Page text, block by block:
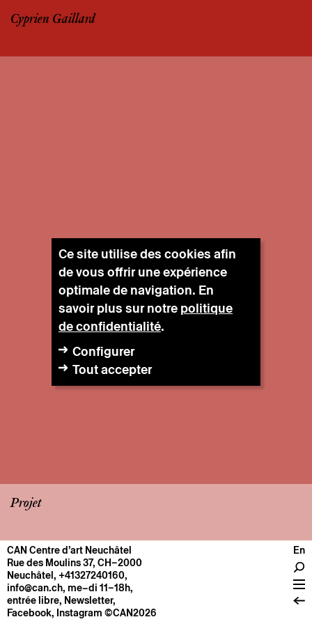
Cyprien Gaillard
Projet
CENTRE
Infos pratiques
Fonctionnement
À propos
CAN Centre d’art Neuchâtel
Rue des Moulins 37, CH–2000
Neuchâtel, +41327240160,
info@can.ch, me–di 11–18h,
entrée libre, Newsletter,
Facebook, Instagram ©CAN2026
En
Ce site utilise des cookies afin
de vous offrir une expérience
optimale de navigation. En
savoir plus sur notre politique
de confidentialité.
Configurer
Tout accepter